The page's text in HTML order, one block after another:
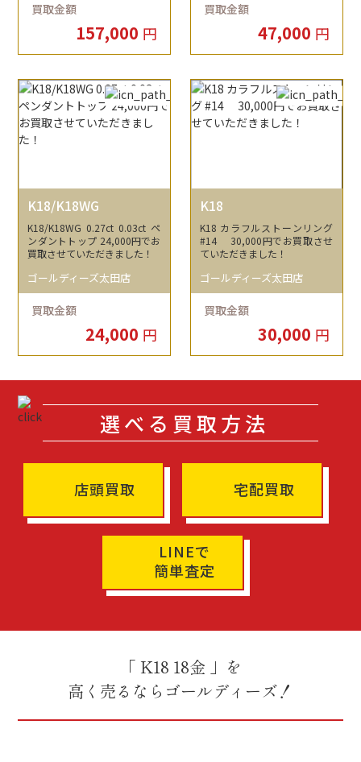
買取金額
157,000 円
買取金額
47,000 円
K18/K18WG
K18/K18WG 0.27ct 0.03ct ペ
ンダントトップ 24,000円でお
買取させていただきました！
ゴールディーズ太田店
買取金額
24,000 円
K18
K18 カラフルストーンリング
#14 30,000円でお買取させ
ていただきました！
ゴールディーズ太田店
買取金額
30,000 円
選べる買取方法
店頭買取 宅配買取
LINEで
簡単査定
「 K18 18金 」を
高く売るならゴールディーズ！